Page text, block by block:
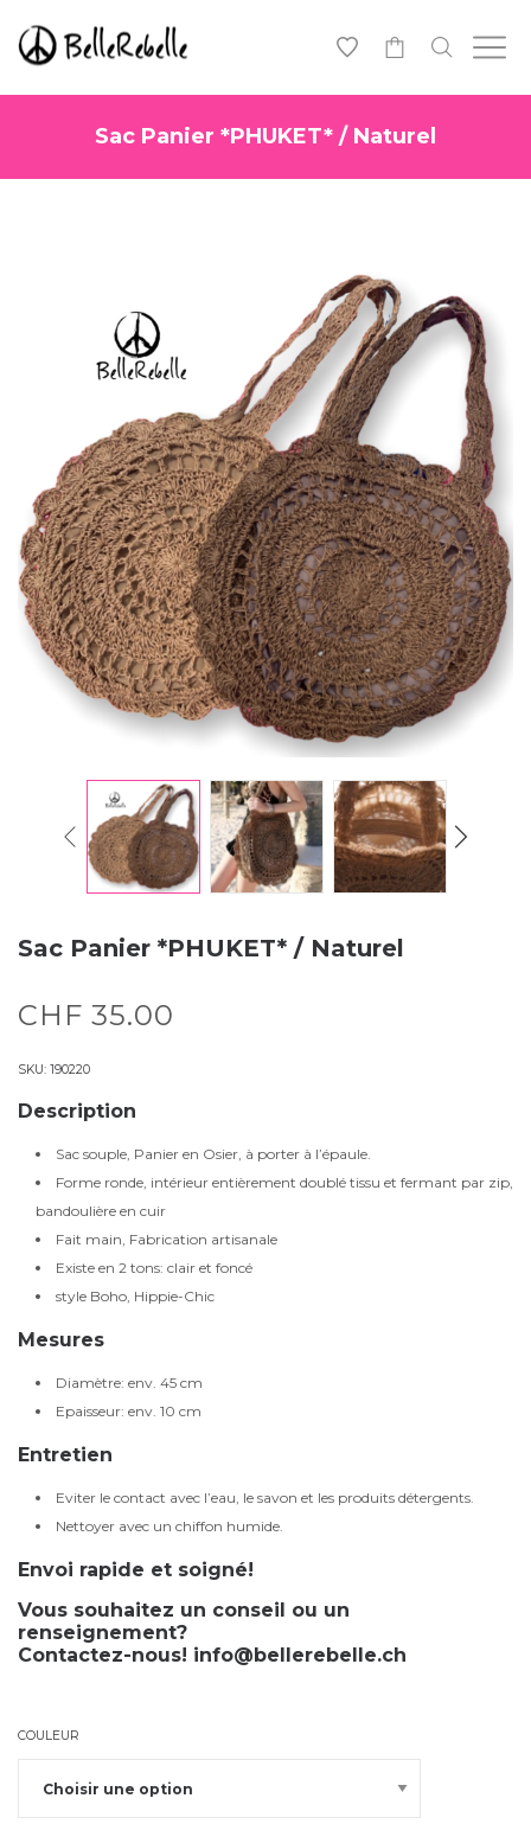
Sac Panier *PHUKET* / Naturel
Sac Panier *PHUKET* / Naturel
CHF 35.00
SKU: 190220
Description
Sac souple, Panier en Osier, à porter à l’épaule.
Forme ronde, intérieur entièrement doublé tissu et fermant par zip,
bandoulière en cuir
Fait main, Fabrication artisanale
Existe en 2 tons: clair et foncé
style Boho, Hippie-Chic
Mesures
Diamètre: env. 45 cm
Epaisseur: env. 10 cm
Entretien
Eviter le contact avec l’eau, le savon et les produits détergents.
Nettoyer avec un chiffon humide.
Envoi rapide et soigné!
Vous souhaitez un conseil ou un
renseignement?
Contactez-nous! info@bellerebelle.ch
COULEUR